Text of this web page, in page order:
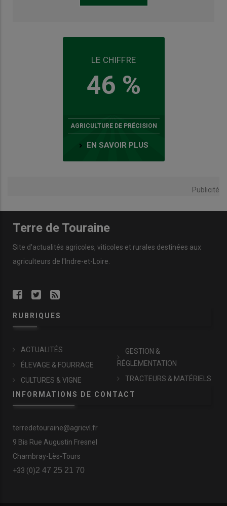
LE CHIFFRE
46 %
AGRICULTURE DE PRÉCISION
EN SAVOIR PLUS
Publicité
Terre de Touraine
Site d'actualités agricoles, viticoles et rurales destinées aux
agriculteurs de l'Indre-et-Loire.
RUBRIQUES
ACTUALITÉS
ÉLEVAGE & FOURRAGE
CULTURES & VIGNE
GESTION &
RÉGLEMENTATION
TRACTEURS & MATÉRIELS
INFORMATIONS DE CONTACT
terredetouraine@agricvl.fr
9 Bis Rue Augustin Fresnel
Chambray-Lès-Tours
+33 (0)2 47 25 21 70